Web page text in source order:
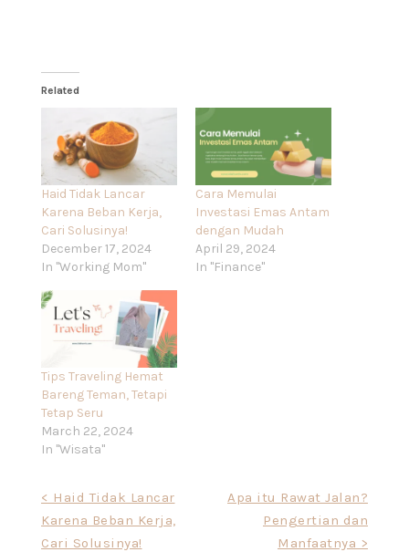
Related
Haid Tidak Lancar
Karena Beban Kerja,
Cari Solusinya!
December 17, 2024
In "Working Mom"
Cara Memulai
Investasi Emas Antam
dengan Mudah
April 29, 2024
In "Finance"
Tips Traveling Hemat
Bareng Teman, Tetapi
Tetap Seru
March 22, 2024
In "Wisata"
navigation
< Haid Tidak Lancar
Karena Beban Kerja,
Cari Solusinya!
Apa itu Rawat Jalan?
Pengertian dan
Manfaatnya >